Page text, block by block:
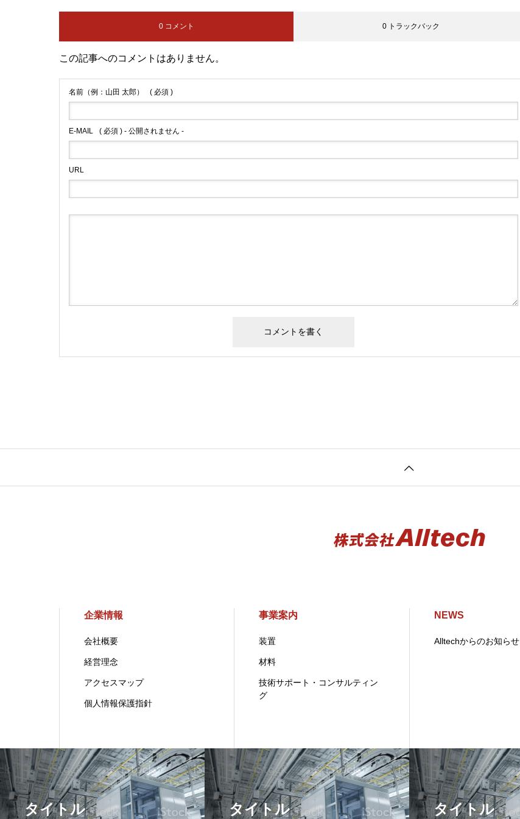
0 コメント 0 トラックバック
この記事へのコメントはありません。
名前（例：山田 太郎） ( 必須 )
E-MAIL ( 必須 ) - 公開されません -
URL
企業情報
会社概要
経営理念
アクセスマップ
個人情報保護指針
事業案内
装置
材料
技術サポート・コンサルティン
グ
NEWS
Alltechからのお知らせ
タイトル タイトル タイトル